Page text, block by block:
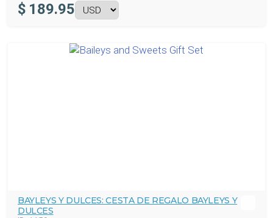
$ 189.95
BAYLEYS Y DULCES: CESTA DE REGALO BAYLEYS Y
DULCES